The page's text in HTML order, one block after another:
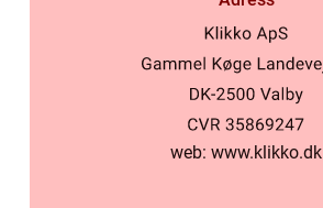
web: www.klikko.dk